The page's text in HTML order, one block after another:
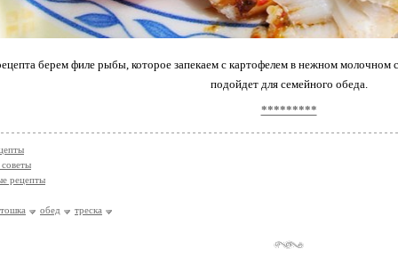
берем филе рыбы, которое запекаем с картофелем в нежном молочном
подойдет для семейного обеда.
*********
рецепты
обед треска